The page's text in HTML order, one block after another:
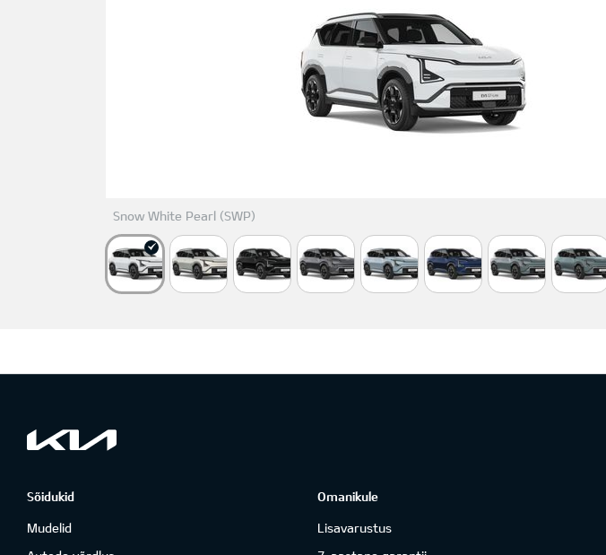
Snow White Pearl (SWP)
Sõidukid
Mudelid
Omanikule
Lisavarustus